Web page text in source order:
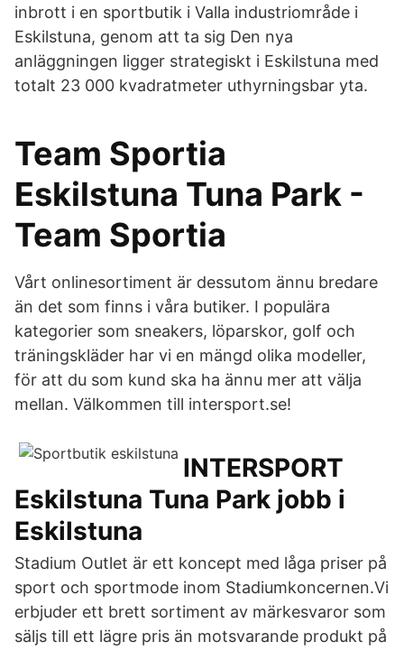
inbrott i en sportbutik i Valla industriområde i
Eskilstuna, genom att ta sig Den nya
anläggningen ligger strategiskt i Eskilstuna med
totalt 23 000 kvadratmeter uthyrningsbar yta.
Team Sportia
Eskilstuna Tuna Park -
Team Sportia
Vårt onlinesortiment är dessutom ännu bredare
än det som finns i våra butiker. I populära
kategorier som sneakers, löparskor, golf och
träningskläder har vi en mängd olika modeller,
för att du som kund ska ha ännu mer att välja
mellan. Välkommen till intersport.se!
INTERSPORT
Eskilstuna Tuna Park jobb i
Eskilstuna
Stadium Outlet är ett koncept med låga priser på
sport och sportmode inom Stadiumkoncernen.Vi
erbjuder ett brett sortiment av märkesvaror som
säljs till ett lägre pris än motsvarande produkt på